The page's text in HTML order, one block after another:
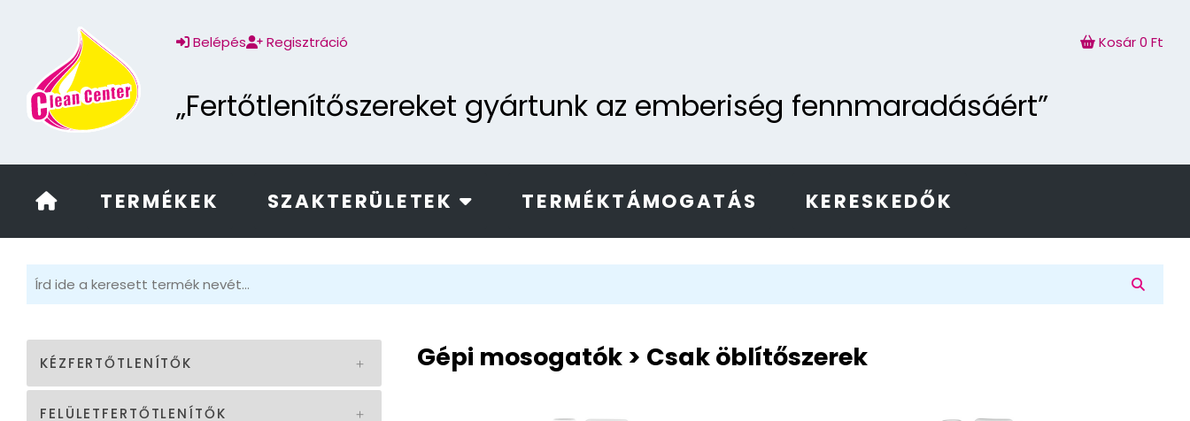
Belépés Regisztráció Kosár0 Ft
„Fertőtlenítőszereket gyártunk az emberiség fennmaradásáért”
TERMÉKEK SZAKTERÜLETEK TERMÉKTÁMOGATÁS KERESKEDŐK
KÉZFERTŐTLENÍTŐK
FELÜLETFERTŐTLENÍTŐK
Gépi mosogatók > Csak öblítőszerek